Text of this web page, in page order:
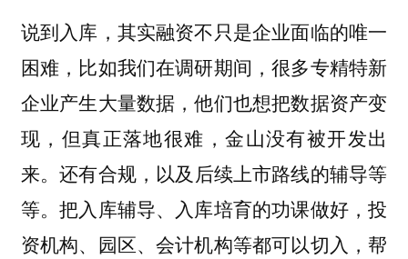
说到入库，其实融资不只是企业面临的唯一
困难，比如我们在调研期间，很多专精特新
企业产生大量数据，他们也想把数据资产变
现，但真正落地很难，金山没有被开发出
来。还有合规，以及后续上市路线的辅导等
等。把入库辅导、入库培育的功课做好，投
资机构、园区、会计机构等都可以切入，帮